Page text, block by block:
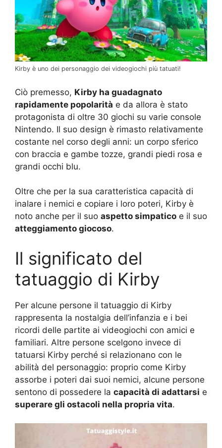
Kirby è uno dei personaggio dei videogiochi più tatuati!
Ciò premesso, Kirby ha guadagnato
rapidamente popolarità e da allora è stato
protagonista di oltre 30 giochi su varie console
Nintendo. Il suo design è rimasto relativamente
costante nel corso degli anni: un corpo sferico
con braccia e gambe tozze, grandi piedi rosa e
grandi occhi blu.
Oltre che per la sua caratteristica capacità di
inalare i nemici e copiare i loro poteri, Kirby è
noto anche per il suo aspetto simpatico e il suo
atteggiamento giocoso.
Il significato del
tatuaggio di Kirby
Per alcune persone il tatuaggio di Kirby
rappresenta la nostalgia dell’infanzia e i bei
ricordi delle partite ai videogiochi con amici e
familiari. Altre persone scelgono invece di
tatuarsi Kirby perché si relazionano con le
abilità del personaggio: proprio come Kirby
assorbe i poteri dai suoi nemici, alcune persone
sentono di possedere la capacità di adattarsi e
superare gli ostacoli nella propria vita.